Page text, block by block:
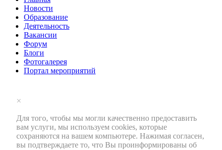
Новости
Образование
Деятельность
Вакансии
Форум
Блоги
Фотогалерея
Портал мероприятий
×
Для того, чтобы мы могли качественно предоставить
вам услуги, мы используем cookies, которые
сохраняются на вашем компьютере. Нажимая согласен,
вы подтверждаете то, что Вы проинформированы об